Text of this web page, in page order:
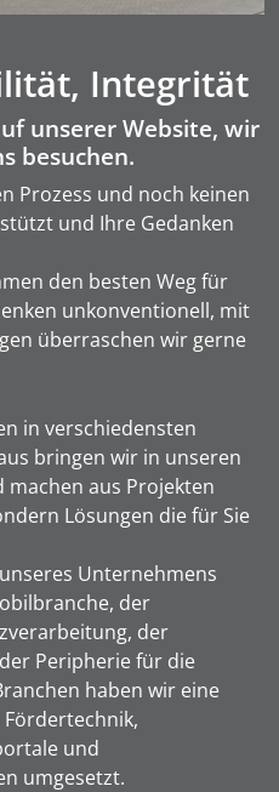
Integrität
unserer Website, wir
besuchen.
Prozess und noch keinen
und Ihre Gedanken
den besten Weg für
unkonventionell, mit
überraschen wir gerne
in verschiedensten
bringen wir in unseren
machen aus Projekten
Lösungen die für Sie
Unternehmens
der
der
Peripherie für die
haben wir eine
und
umgesetzt.